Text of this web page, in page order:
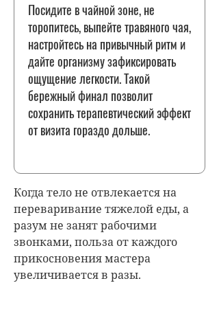
Посидите в чайной зоне, не
торопитесь, выпейте травяного чая,
настройтесь на привычный ритм и
дайте организму зафиксировать
ощущение легкости. Такой
бережный финал позволит
сохранить терапевтический эффект
от визита гораздо дольше.
Когда тело не отвлекается на
переваривание тяжелой еды, а
разум не занят рабочими
звонками, польза от каждого
прикосновения мастера
увеличивается в разы.